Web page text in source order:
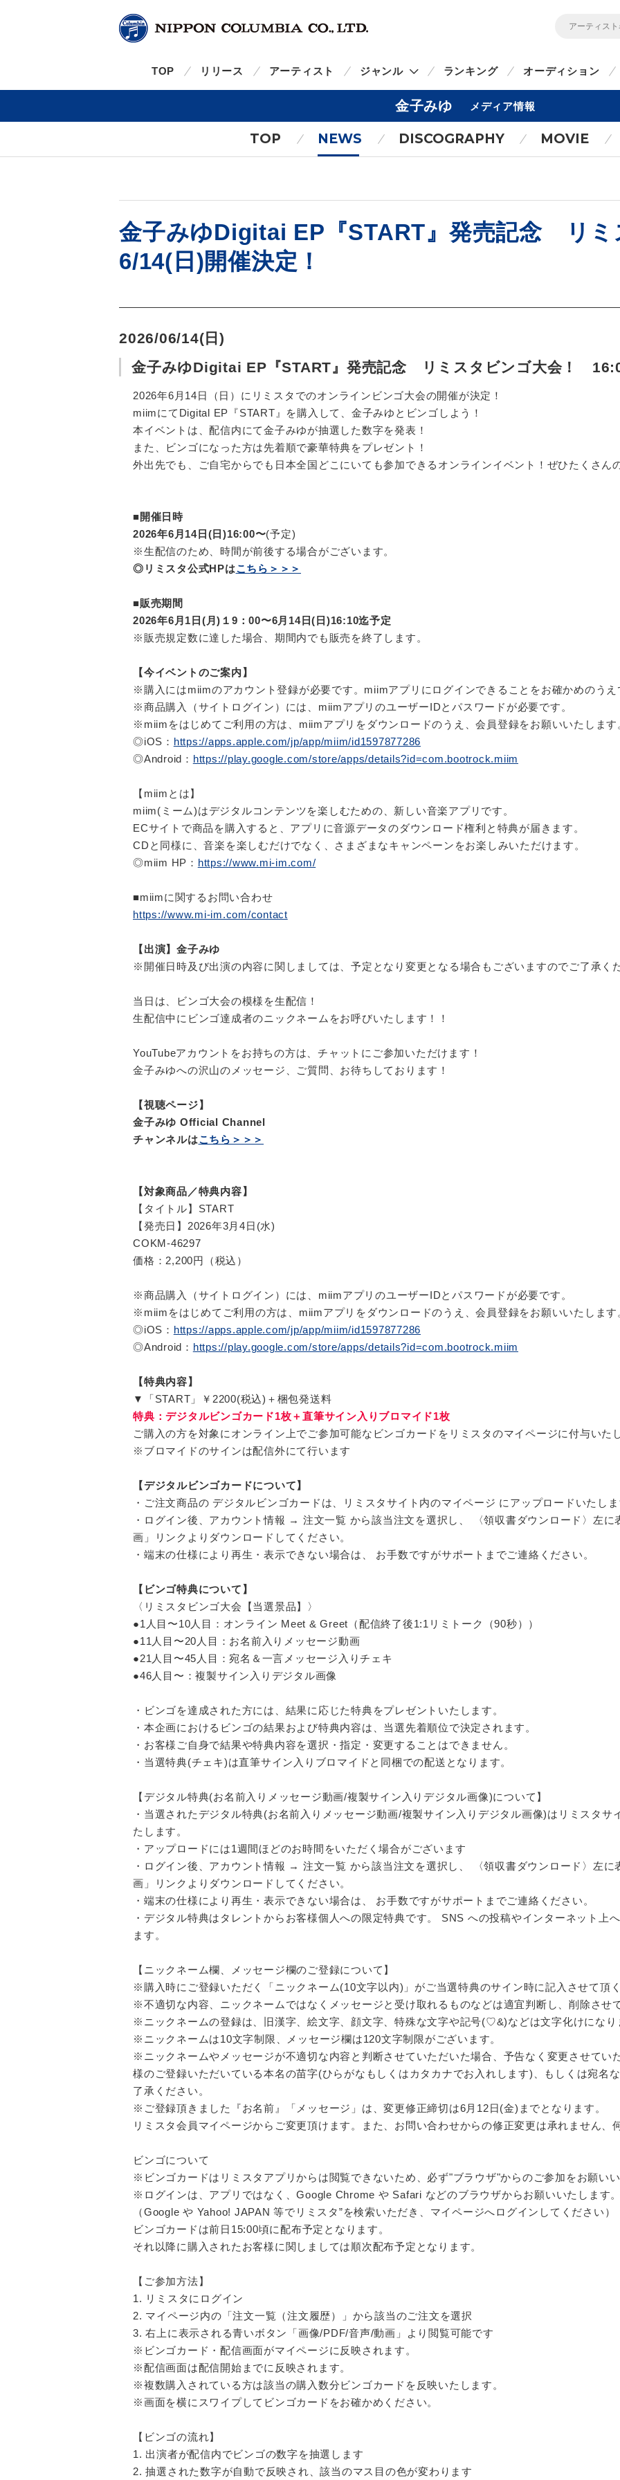
TOP リリース アーティスト ジャンル ランキング オーディション
金子みゆ メディア情報
TOP NEWS DISCOGRAPHY MOVIE
金子みゆDigitai EP『START』発売記念 リミ
6/14(日)開催決定！
2026/06/14(日)
金子みゆDigitai EP『START』発売記念 リミスタビンゴ大会！
2026年6月14日（日）にリミスタでのオンラインビンゴ大会の開催が決定！
miimにてDigital EP『START』を購入して、金子みゆとビンゴしよう！
本イベントは、配信内にて金子みゆが抽選した数字を発表！
また、ビンゴになった方は先着順で豪華特典をプレゼント！
外出先でも、ご自宅からでも日本全国どこにいても参加できるオンラインイベント！ぜひたくさん
■開催日時
2026年6月14日(日)16:00〜(予定)
※生配信のため、時間が前後する場合がございます。
◎リミスタ公式HPはこちら＞＞＞
■販売期間
2026年6月1日(月)１9：00〜6月14日(日)16:10迄予定
※販売規定数に達した場合、期間内でも販売を終了します。
【今イベントのご案内】
※購入にはmiimのアカウント登録が必要です。miimアプリにログインできることをお確かめのう
※商品購入（サイトログイン）には、miimアプリのユーザーIDとパスワードが必要です。
※miimをはじめてご利用の方は、miimアプリをダウンロードのうえ、会員登録をお願いいたします
◎iOS： https://apps.apple.com/jp/app/miim/id1597877286
◎Android： https://play.google.com/store/apps/details?id=com.bootrock.miim
【miimとは】
miim(ミーム)はデジタルコンテンツを楽しむための、新しい音楽アプリです。
ECサイトで商品を購入すると、アプリに音源データのダウンロード権利と特典が届きます。
CDと同様に、音楽を楽しむだけでなく、さまざまなキャンペーンをお楽しみいただけます。
◎miim HP： https://www.mi-im.com/
■miimに関するお問い合わせ
https://www.mi-im.com/contact
【出演】金子みゆ
※開催日時及び出演の内容に関しましては、予定となり変更となる場合もございますのでご了承く
当日は、ビンゴ大会の模様を生配信！
生配信中にビンゴ達成者のニックネームをお呼びいたします！！
YouTubeアカウントをお持ちの方は、チャットにご参加いただけます！
金子みゆへの沢山のメッセージ、ご質問、お待ちしております！
【視聴ページ】
金子みゆ Official Channel
チャンネルはこちら＞＞＞
【対象商品／特典内容】
【タイトル】START
【発売日】2026年3月4日(水)
COKM-46297
価格：2,200円（税込）
※商品購入（サイトログイン）には、miimアプリのユーザーIDとパスワードが必要です。
※miimをはじめてご利用の方は、miimアプリをダウンロードのうえ、会員登録をお願いいたします
◎iOS： https://apps.apple.com/jp/app/miim/id1597877286
◎Android： https://play.google.com/store/apps/details?id=com.bootrock.miim
【特典内容】
▼「START」￥2200(税込)＋梱包発送料
特典：デジタルビンゴカード1枚＋直筆サイン入りブロマイド1枚
ご購入の方を対象にオンライン上でご参加可能なビンゴカードをリミスタのマイページに付与いた
※ブロマイドのサインは配信外にて行います
【デジタルビンゴカードについて】
・ご注文商品の デジタルビンゴカードは、リミスタサイト内のマイページ にアップロードいたし
・ログイン後、アカウント情報 → 注文一覧 から該当注文を選択し、 〈領収書ダウンロード〉左
画」リンクよりダウンロードしてください。
・端末の仕様により再生・表示できない場合は、 お手数ですがサポートまでご連絡ください。
【ビンゴ特典について】
〈リミスタビンゴ大会【当選景品】〉
●1人目〜10人目：オンライン Meet & Greet（配信終了後1:1リミトーク（90秒））
●11人目〜20人目：お名前入りメッセージ動画
●21人目〜45人目：宛名＆一言メッセージ入りチェキ
●46人目〜：複製サイン入りデジタル画像
・ビンゴを達成された方には、結果に応じた特典をプレゼントいたします。
・本企画におけるビンゴの結果および特典内容は、当選先着順位で決定されます。
・お客様ご自身で結果や特典内容を選択・指定・変更することはできません。
・当選特典(チェキ)は直筆サイン入りブロマイドと同梱での配送となります。
【デジタル特典(お名前入りメッセージ動画/複製サイン入りデジタル画像)について】
・当選されたデジタル特典(お名前入りメッセージ動画/複製サイン入りデジタル画像)はリミスタ
たします。
・アップロードには1週間ほどのお時間をいただく場合がございます
・ログイン後、アカウント情報 → 注文一覧 から該当注文を選択し、 〈領収書ダウンロード〉左
画」リンクよりダウンロードしてください。
・端末の仕様により再生・表示できない場合は、 お手数ですがサポートまでご連絡ください。
・デジタル特典はタレントからお客様個人への限定特典です。 SNS への投稿やインターネット上
ます。
【ニックネーム欄、メッセージ欄のご登録について】
※購入時にご登録いただく「ニックネーム(10文字以内)」がご当選特典のサイン時に記入させて頂
※不適切な内容、ニックネームではなくメッセージと受け取れるものなどは適宜判断し、削除させ
※ニックネームの登録は、旧漢字、絵文字、顔文字、特殊な文字や記号(♡&)などは文字化けになり
※ニックネームは10文字制限、メッセージ欄は120文字制限がございます。
※ニックネームやメッセージが不適切な内容と判断させていただいた場合、予告なく変更させてい
様のご登録いただいている本名の苗字(ひらがなもしくはカタカナでお入れします)、もしくは宛名
了承ください。
※ご登録頂きました『お名前』「メッセージ」は、変更修正締切は6月12日(金)までとなります。
リミスタ会員マイページからご変更頂けます。また、お問い合わせからの修正変更は承れません、
ビンゴについて
※ビンゴカードはリミスタアプリからは閲覧できないため、必ず"ブラウザ"からのご参加をお願い
※ログインは、アプリではなく、Google Chrome や Safari などのブラウザからお願いいたします
（Google や Yahoo! JAPAN 等でリミスタ”を検索いただき、マイページへログインしてください）
ビンゴカードは前日15:00頃に配布予定となります。
それ以降に購入されたお客様に関しましては順次配布予定となります。
【ご参加方法】
1. リミスタにログイン
2. マイページ内の「注文一覧（注文履歴）」から該当のご注文を選択
3. 右上に表示される青いボタン「画像/PDF/音声/動画」より閲覧可能です
※ビンゴカード・配信画面がマイページに反映されます。
※配信画面は配信開始までに反映されます。
※複数購入されている方は該当の購入数分ビンゴカードを反映いたします。
※画面を横にスワイプしてビンゴカードをお確かめください。
【ビンゴの流れ】
1. 出演者が配信内でビンゴの数字を抽選します
2. 抽選された数字が自動で反映され、該当のマス目の色が変わります